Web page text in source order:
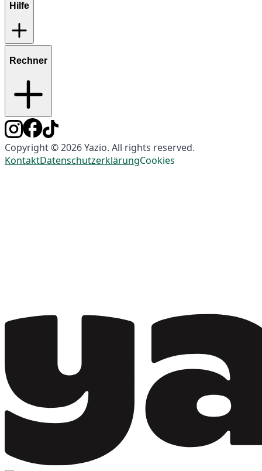
Hilfe
Rechner
Copyright © 2026 Yazio. All rights reserved.
KontaktDatenschutzerklärungCookies